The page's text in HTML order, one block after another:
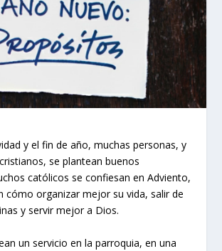
y el fin de año, muchas personas, y
se plantean buenos
católicos se confiesan en Adviento,
cómo organizar mejor su vida, salir de
y servir mejor a Dios.
un servicio en la parroquia, en una